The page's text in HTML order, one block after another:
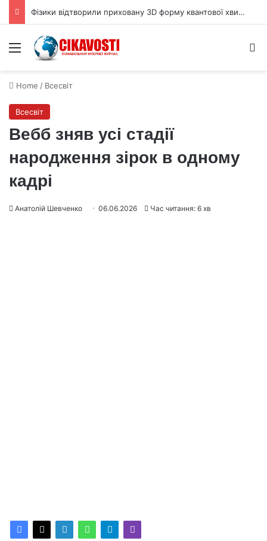
Фізики відтворили приховану 3D форму квантової хвильової функції
Menu
Home / Всесвіт
Всесвіт
Вебб зняв усі стадії
народження зірок в одному
кадрі
Анатолій Шевченко 06.06.2026 Час читання: 6 хв